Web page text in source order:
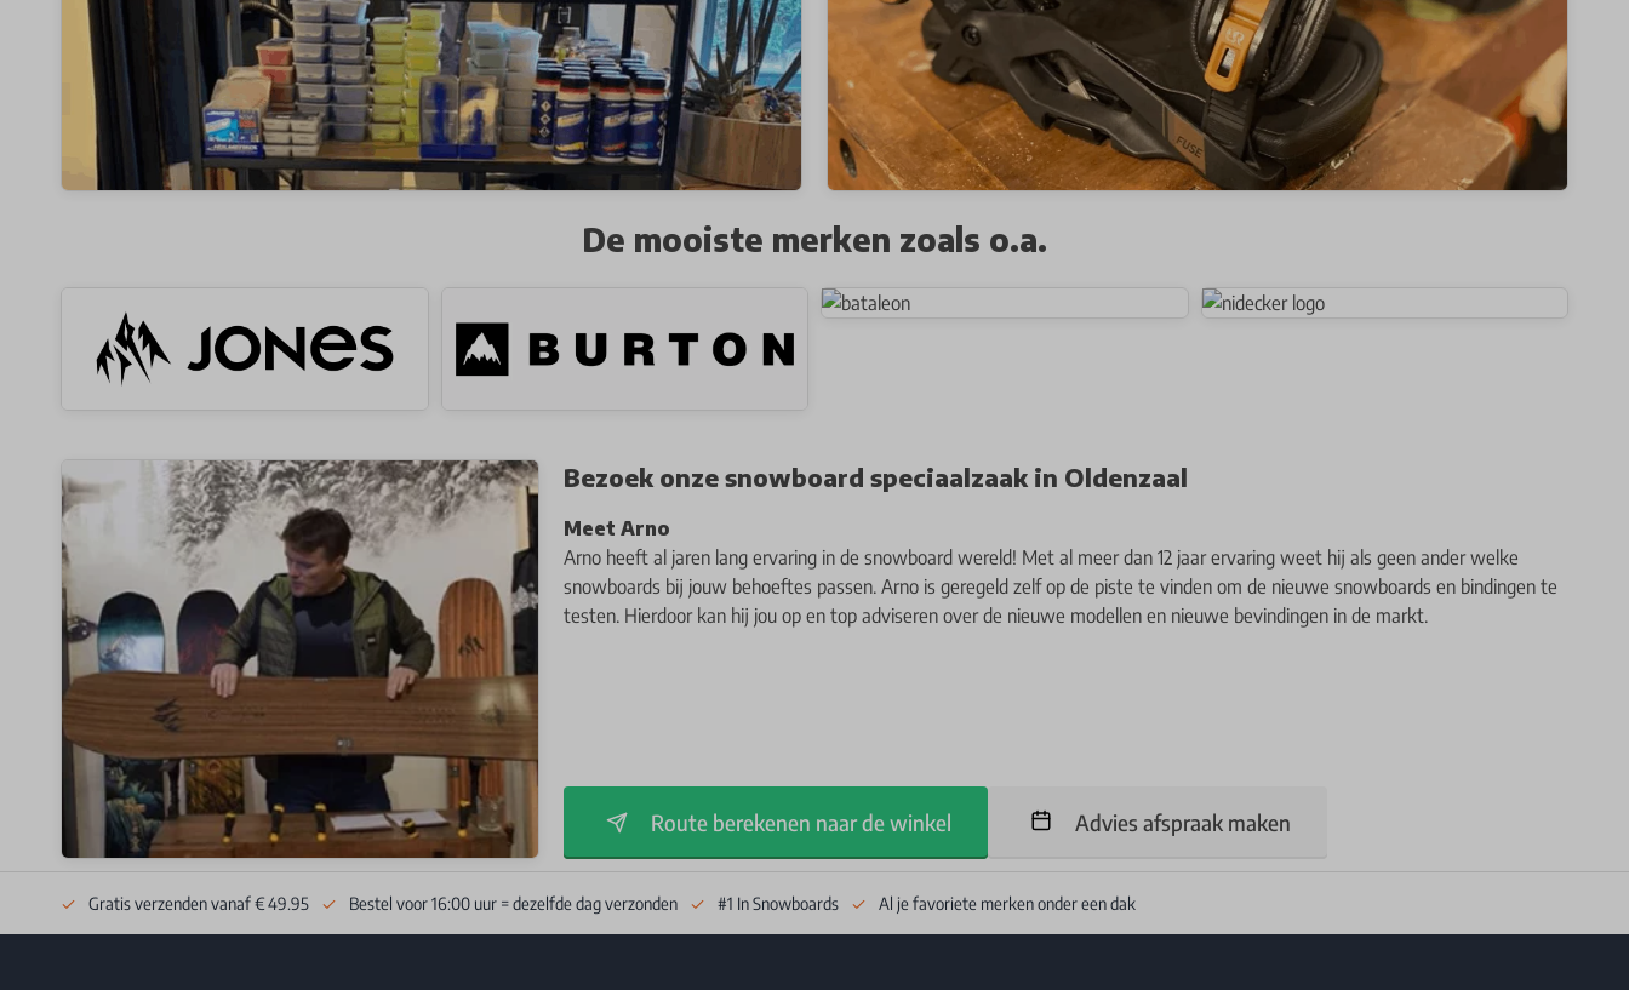
De mooiste merken zoals o.a.
Bezoek onze snowboard speciaalzaak in Oldenzaal
Meet Arno
Arno heeft al jaren lang ervaring in de snowboard wereld! Met al meer dan 12 jaar ervaring weet hij als geen ander welke
snowboards bij jouw behoeftes passen. Arno is geregeld zelf op de piste te vinden om de nieuwe snowboards en bindingen te
testen. Hierdoor kan hij jou op en top adviseren over de nieuwe modellen en nieuwe bevindingen in de markt.
Route berekenen naar de winkel Advies afspraak maken
Gratis verzenden vanaf € 49.95 Bestel voor 16:00 uur = dezelfde dag verzonden #1 In Snowboards Al je favoriete merken onder een dak